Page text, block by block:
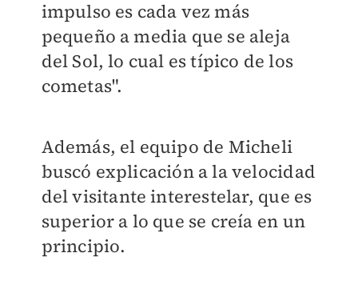
impulso es cada vez más
pequeño a media que se aleja
del Sol, lo cual es típico de los
cometas".
Además, el equipo de Micheli
buscó explicación a la velocidad
del visitante interestelar, que es
superior a lo que se creía en un
principio.